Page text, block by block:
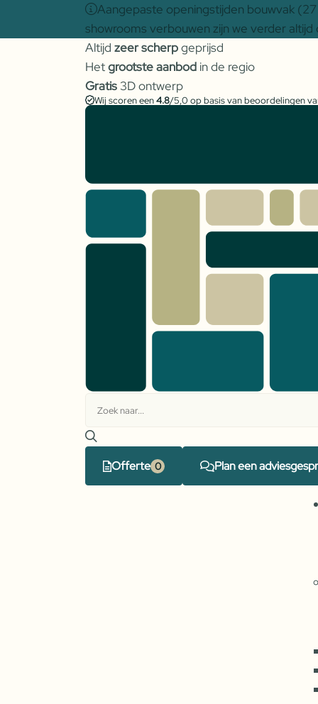
Aangepaste openingstijden bouwvak
showrooms verbouwen zijn we verder
Altijd zeer scherpgeprijsd
Hetgrootste aanbod in de regio
Gratis 3D ontwerp
Wij scoren een4.8/5,0 op basis van beoordelingen
Offerte Plan een